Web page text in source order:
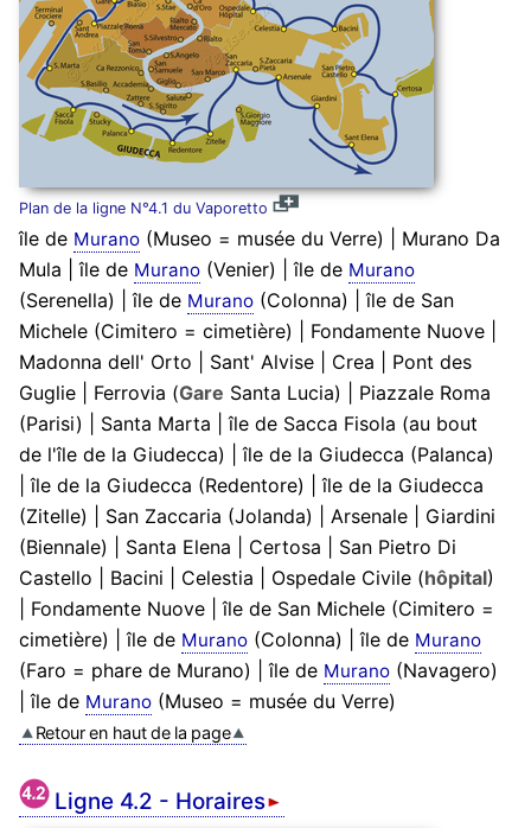
Plan de la ligne N°4.1 du Vaporetto
île de Murano(Museo = musée du Verre) | Murano Da
Mula | île de Murano(Venier) | île de Murano
(Serenella) | île de Murano(Colonna) | île de San
Michele (Cimitero = cimetière) | Fondamente Nuove |
Madonna dell' Orto | Sant' Alvise | Crea | Pont des
Guglie | Ferrovia (Gare Santa Lucia) | Piazzale Roma
(Parisi) | Santa Marta | île de Sacca Fisola (au bout
de l'île de la Giudecca) | île de la Giudecca (Palanca)
| île de la Giudecca (Redentore) | île de la Giudecca
(Zitelle) | San Zaccaria (Jolanda) | Arsenale | Giardini
(Biennale) | Santa Elena | Certosa | San Pietro Di
Castello | Bacini | Celestia | Ospedale Civile (hôpital)
| Fondamente Nuove | île de San Michele (Cimitero =
cimetière) | île de Murano(Colonna) | île de Murano
(Faro = phare de Murano) | île de Murano(Navagero)
| île de Murano(Museo = musée du Verre)
Retour en haut de la page
Ligne 4.2 - Horaires